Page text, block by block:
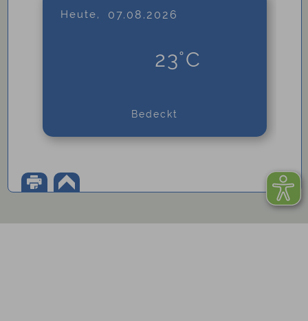
Heute, 07.08.2026
23°C
Bedeckt